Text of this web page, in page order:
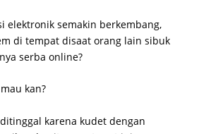
elektronik semakin berkembang,
di tempat disaat orang lain sibuk
serba online?
kan?
karena kudet dengan